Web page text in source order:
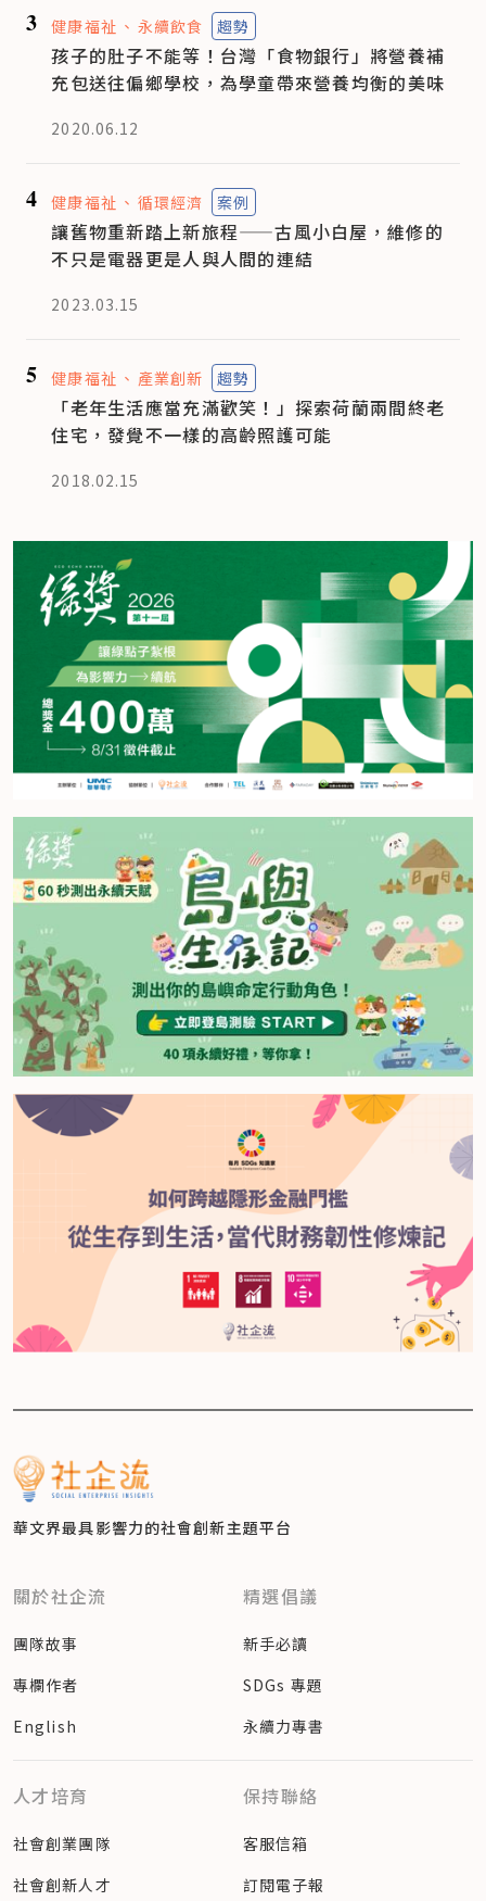
3 健康福祉 永續飲食 趨勢
孩子的肚子不能等！台灣「食物銀行」將營養補
充包送往偏鄉學校，為學童帶來營養均衡的美味
2020.06.12
4 健康福祉 循環經濟 案例
讓舊物重新踏上新旅程——古風小白屋，維修的
不只是電器更是人與人間的連結
2023.03.15
5 健康福祉 產業創新 趨勢
「老年生活應當充滿歡笑！」探索荷蘭兩間終老
住宅，發覺不一樣的高齡照護可能
2018.02.15
華文界最具影響力的社會創新主題平台
關於社企流
團隊故事
專欄作者
English
精選倡議
新手必讀
SDGs 專題
永續力專書
人才培育
社會創業團隊
社會創新人才
保持聯絡
客服信箱
訂閱電子報